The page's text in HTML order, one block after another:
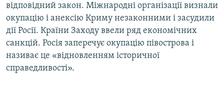
відповідний закон. Міжнародні організації визнали
окупацію і анексію Криму незаконними і засудили
дії Росії. Країни Заходу ввели ряд економічних
санкцій. Росія заперечує окупацію півострова і
називає це «відновленням історичної
справедливості».